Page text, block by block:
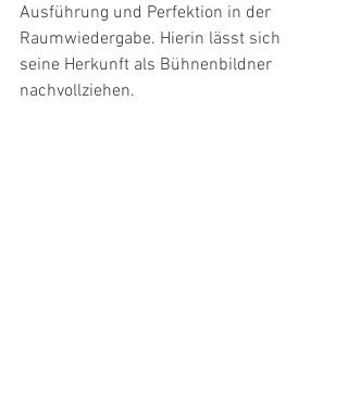
Ausführung und Perfektion in der
Raumwiedergabe. Hierin lässt sich
seine Herkunft als Bühnenbildner
nachvollziehen.